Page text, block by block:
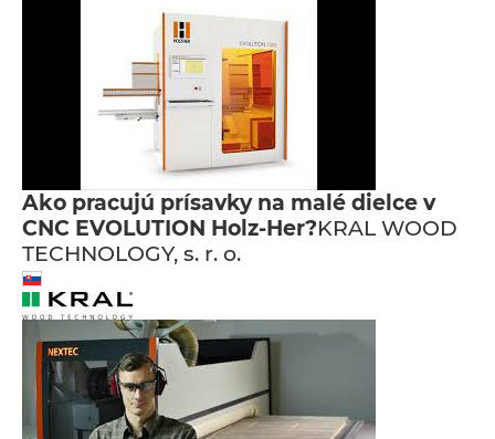
Ako pracujú prísavky na malé dielce v
CNC EVOLUTION Holz-Her?KRAL WOOD
TECHNOLOGY, s. r. o.